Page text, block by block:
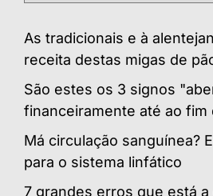
As tradicionais e à
receita destas migas de
São estes os 3 signos
financeiramente até ao fim
Má circulação sanguínea?
para o sistema linfático
7 grandes erros que está